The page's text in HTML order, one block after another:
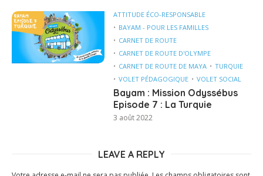
ATTITUDE ÉCO-RESPONSABLE
BAYAM - POUR LES FAMILLES
CARNET DE ROUTE
CARNET DE ROUTE D'OLYMPE
CARNET DE ROUTE DE MAYA
TURQUIE
VOLET PÉDAGOGIQUE
VOLET SOCIAL
Bayam : Mission Odyssébus
Episode 7 : La Turquie
3 août 2022
LEAVE A REPLY